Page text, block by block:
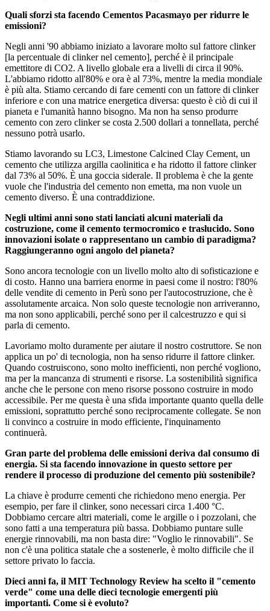
Quali sforzi sta facendo Cementos Pacasmayo per ridurre le
emissioni?
Negli anni '90 abbiamo iniziato a lavorare molto sul fattore clinker
[la percentuale di clinker nel cemento], perché è il principale
emettitore di CO2. A livello globale era a livelli di circa il 90%.
L'abbiamo ridotto all'80% e ora è al 73%, mentre la media mondiale
è più alta. Stiamo cercando di fare cementi con un fattore di clinker
inferiore e con una matrice energetica diversa: questo è ciò di cui il
pianeta e l'umanità hanno bisogno. Ma non ha senso produrre
cemento con zero clinker se costa 2.500 dollari a tonnellata, perché
nessuno potrà usarlo.
Stiamo lavorando su LC3, Limestone Calcined Clay Cement, un
cemento che utilizza argilla caolinitica e ha ridotto il fattore clinker
dal 73% al 50%. È una goccia siderale. Il problema è che la gente
vuole che l'industria del cemento non emetta, ma non vuole un
cemento diverso. È una contraddizione.
Negli ultimi anni sono stati lanciati alcuni materiali da
costruzione, come il cemento termocromico e traslucido. Sono
innovazioni isolate o rappresentano un cambio di paradigma?
Raggiungeranno ogni angolo del pianeta?
Sono ancora tecnologie con un livello molto alto di sofisticazione e
di costo. Hanno una barriera enorme in paesi come il nostro: l'80%
delle vendite di cemento in Perù sono per l'autocostruzione, che è
assolutamente arcaica. Non solo queste tecnologie non arriveranno,
ma non sono applicabili, perché sono per il calcestruzzo e qui si
parla di cemento.
Lavoriamo molto duramente per aiutare il nostro costruttore. Se non
applica un po' di tecnologia, non ha senso ridurre il fattore clinker.
Quando costruiscono, sono molto inefficienti, non perché vogliono,
ma per la mancanza di strumenti e risorse. La sostenibilità significa
anche che le persone con meno risorse possono costruire in modo
accessibile. Per me questa è una sfida importante quanto quella delle
emissioni, soprattutto perché sono reciprocamente collegate. Se non
li convinco a costruire in modo efficiente, l'inquinamento
continuerà.
Gran parte del problema delle emissioni deriva dal consumo di
energia. Si sta facendo innovazione in questo settore per
rendere il processo di produzione del cemento più sostenibile?
La chiave è produrre cementi che richiedono meno energia. Per
esempio, per fare il clinker, sono necessari circa 1.400 °C.
Dobbiamo cercare altri materiali, come le argille o i pozzolani, che
sono fatti a una temperatura più bassa. Dobbiamo puntare sulle
energie rinnovabili, ma non basta dire: "Voglio le rinnovabili". Se
non c'è una politica statale che a sostenerle, è molto difficile che il
settore privato lo faccia.
Dieci anni fa, il MIT Technology Review ha scelto il "cemento
verde" come una delle dieci tecnologie emergenti più
importanti. Come si è evoluto?